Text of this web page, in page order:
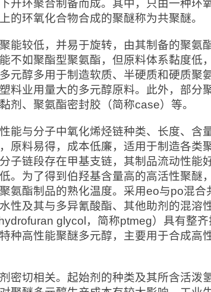
开环聚合制备而成。其中，只由一种环
的环氧化合物合成的聚醚称为共聚醚。
能较低，并易于旋转，由其制备的聚氨
不如聚酯型聚氨酯，但原料体系黏度低
元醇多用于制造软质、半硬质和硬质聚
料业用量大的多元醇原料。此外，部分
剂、聚氨酯密封胶（简称case）等。
能与分子中氧化烯烃链种类、长度、含
原料易得，成本低廉，适用于制造各类
子链段存在甲基支链，其制品流动性能
。为了得到伯羟基含量高的高活性聚醚
氨酯制品的熟化温度。采用eo与po混
性及其与多异氰酸酯、其他助剂的混溶
glycol，简称ptmeg）具有整
种高性能聚醚多元醇，主要用于合成高
密切相关。起始剂的种类及其所含活泼